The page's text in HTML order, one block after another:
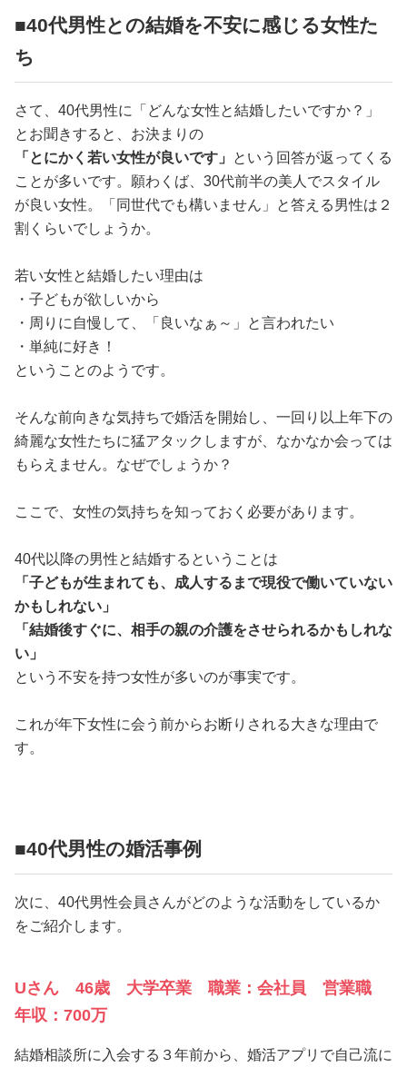
■40代男性との結婚を不安に感じる女性た
ち
さて、40代男性に「どんな女性と結婚したいですか？」
とお聞きすると、お決まりの
「とにかく若い女性が良いです」
という回答が返ってくる
ことが多いです。願わくば、30代前半の美人でスタイル
が良い女性。「同世代でも構いません」と答える男性は２
割くらいでしょうか。
若い女性と結婚したい理由は
・子どもが欲しいから
・周りに自慢して、「良いなぁ～」と言われたい
・単純に好き！
ということのようです。
そんな前向きな気持ちで婚活を開始し、一回り以上年下の
綺麗な女性たちに猛アタックしますが、なかなか会っては
もらえません。なぜでしょうか？
ここで、女性の気持ちを知っておく必要があります。
40代以降の男性と結婚するということは
「子どもが生まれても、成人するまで現役で働いていない
かもしれない」
「結婚後すぐに、相手の親の介護をさせられるかもしれな
い」
という不安を持つ女性が多いのが事実です。
これが年下女性に会う前からお断りされる大きな理由で
す。
■40代男性の婚活事例
次に、40代男性会員さんがどのような活動をしているか
をご紹介します。
Uさん 46歳 大学卒業 職業：会社員 営業職
年収：700万
結婚相談所に入会する３年前から、婚活アプリで自己流に